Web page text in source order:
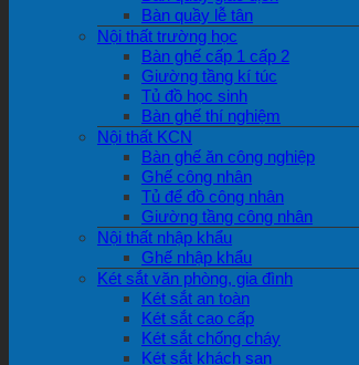
Bàn quầy lễ tân
Nội thất trường học
Bàn ghế cấp 1 cấp 2
Giường tầng kí túc
Tủ đồ học sinh
Bàn ghế thí nghiệm
Nội thất KCN
Bàn ghế ăn công nghiệp
Ghế công nhân
Tủ để đồ công nhân
Giường tầng công nhân
Nội thất nhập khẩu
Ghế nhập khẩu
Két sắt văn phòng, gia đình
Két sắt an toàn
Két sắt cao cấp
Két sắt chống cháy
Két sắt khách sạn